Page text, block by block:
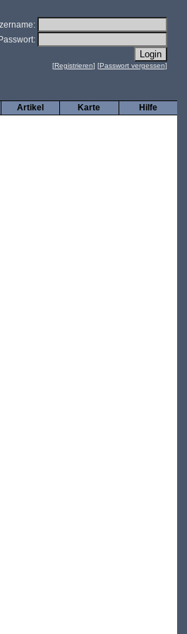
Passwort:
[Registrieren] [Passwort vergessen]
Hilfe
Karte
Artikel